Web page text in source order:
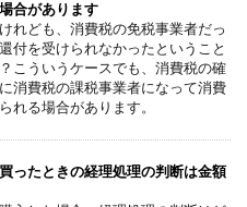
合があります
れども、消費税の免税事業者だっ
付を受けられなかったということ
こういうケースでも、消費税の確
消費税の課税事業者になって消費
れる場合があります。
ったときの経理処理の判断は金額